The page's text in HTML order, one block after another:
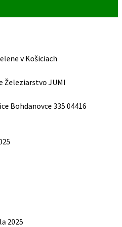
v Košiciach
Železiarstvo JUMI
Bohdanovce 335 04416
2025